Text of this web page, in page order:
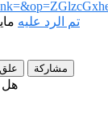
تم الرد عليه مايو 4،
علق مشاركة
هل